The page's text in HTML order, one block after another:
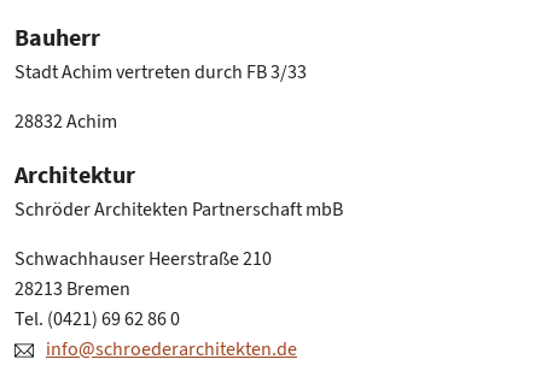
Bauherr
Stadt Achim vertreten durch FB 3/33
28832 Achim
Architektur
Schröder Architekten Partnerschaft mbB
Schwachhauser Heerstraße 210
28213 Bremen
Tel. (0421) 69 62 86 0
info@schroederarchitekten.de